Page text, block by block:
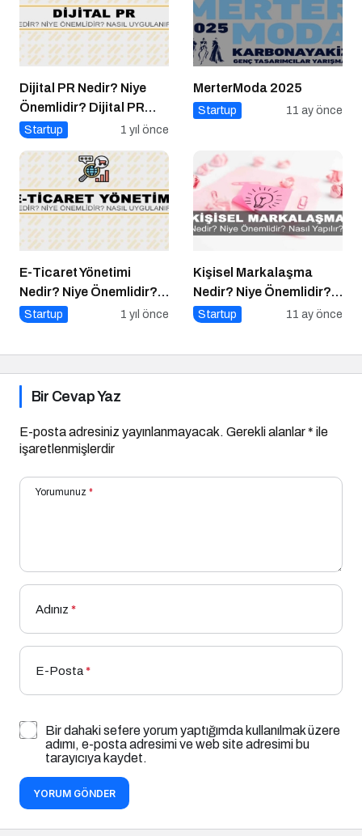
Dijital PR Nedir? Niye
Önemlidir? Dijital PR
Nasıl Uygulanır?
Startup 1 yıl önce
MerterModa 2025
Startup 11 ay önce
E-Ticaret Yönetimi
Nedir? Niye Önemlidir?
E-Ticaret Yönetimi Nasıl
Startup 1 yıl önce
Kişisel Markalaşma
Nedir? Niye Önemlidir?
Kişisel Markalaşma
Startup 11 ay önce
Bir Cevap Yaz
E-posta adresiniz yayınlanmayacak. Gerekli alanlar* ile
işaretlenmişlerdir
Yorumunuz *
Adınız *
E-Posta*
Bir dahaki sefere yorum yaptığımda kullanılmak üzere
adımı, e-posta adresimi ve web site adresimi bu
tarayıcıya kaydet.
YORUM GÖNDER